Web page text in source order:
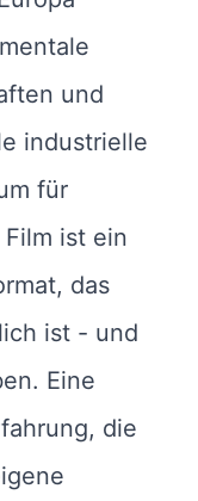
und
industrielle
für
ist ein
das
ist - und
Eine
die